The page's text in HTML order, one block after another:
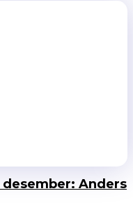
desember: Anders